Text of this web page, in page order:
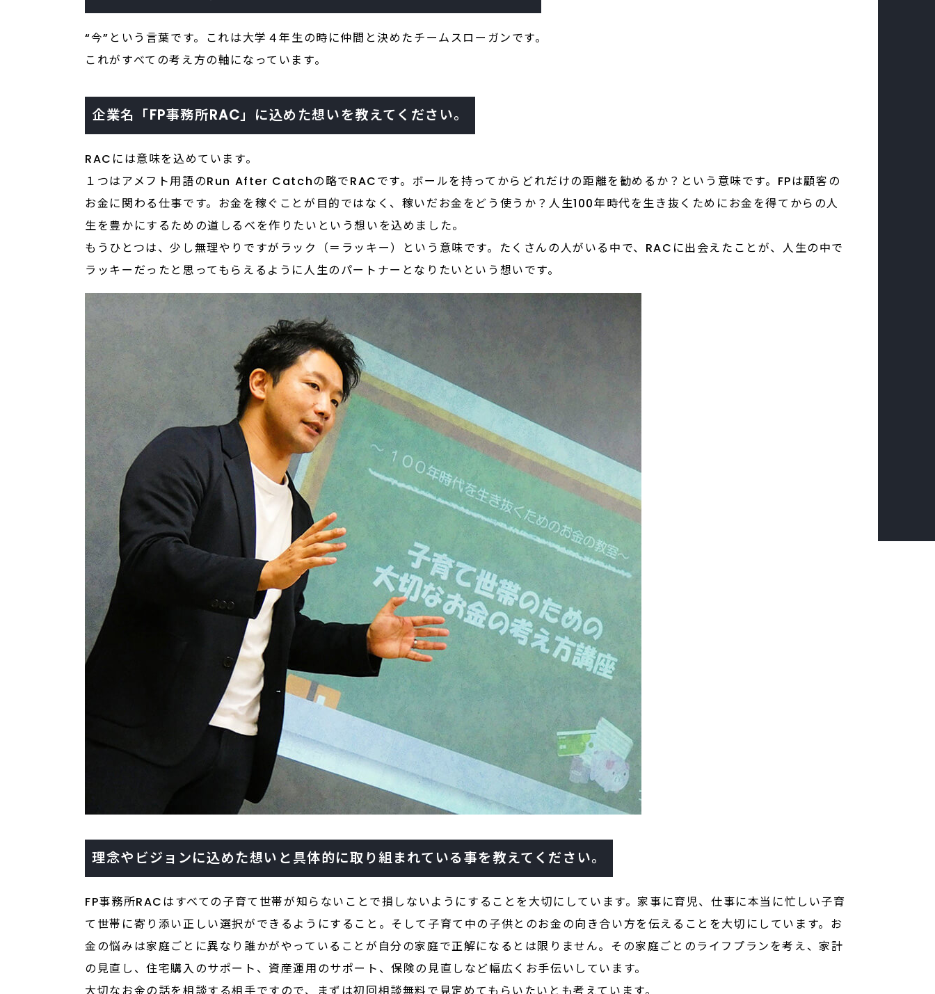
“今”という言葉です。これは大学４年生の時に仲間と決めたチームスローガンです。
これがすべての考え方の軸になっています。
企業名「FP事務所RAC」に込めた想いを教えてください。
RACには意味を込めています。
１つはアメフト用語のRun After Catchの略でRACです。ボールを持ってからどれだけの距離を勧めるか？という意味です。FPは顧客の
お金に関わる仕事です。お金を稼ぐことが目的ではなく、稼いだお金をどう使うか？人生100年時代を生き抜くためにお金を得てからの人
生を豊かにするための道しるべを作りたいという想いを込めました。
もうひとつは、少し無理やりですがラック（＝ラッキー）という意味です。たくさんの人がいる中で、RACに出会えたことが、人生の中で
ラッキーだったと思ってもらえるように人生のパートナーとなりたいという想いです。
理念やビジョンに込めた想いと具体的に取り組まれている事を教えてください。
FP事務所RACはすべての子育て世帯が知らないことで損しないようにすることを大切にしています。家事に育児、仕事に本当に忙しい子育
て世帯に寄り添い正しい選択ができるようにすること。そして子育て中の子供とのお金の向き合い方を伝えることを大切にしています。お
金の悩みは家庭ごとに異なり誰かがやっていることが自分の家庭で正解になるとは限りません。その家庭ごとのライフプランを考え、家計
の見直し、住宅購入のサポート、資産運用のサポート、保険の見直しなど幅広くお手伝いしています。